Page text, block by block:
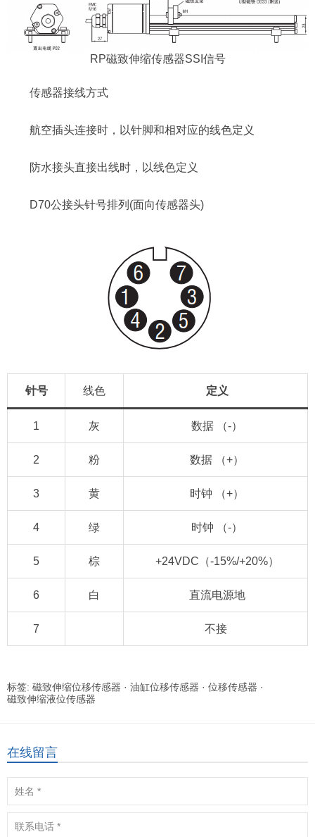
RP磁致伸缩传感器SSI信号
传感器接线方式
航空插头连接时，以针脚和相对应的线色定义
防水接头直接出线时，以线色定义
D70公接头针号排列(面向传感器头)
针号 线色 定义
1 灰 数据 （-）
2 粉 数据 （+）
3 黄 时钟 （+）
4 绿 时钟 （-）
5 棕 +24VDC（-15%/+20%）
6 白 直流电源地
7 不接
标签: 磁致伸缩位移传感器 · 油缸位移传感器 · 位移传感器 ·
磁致伸缩液位传感器
在线留言